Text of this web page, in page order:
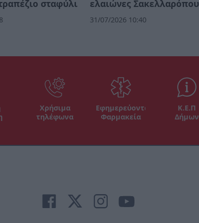
σταφύλι ελαιώνες
31/07/2026 10:40
Χρήσιμα
τηλέφωνα
Εφημερεύοντα
Φαρμακεία
Κ.Ε.Π
Δήμων